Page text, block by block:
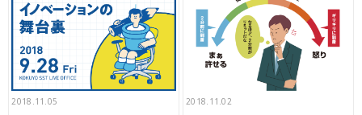
2018.11.05 2018.11.02